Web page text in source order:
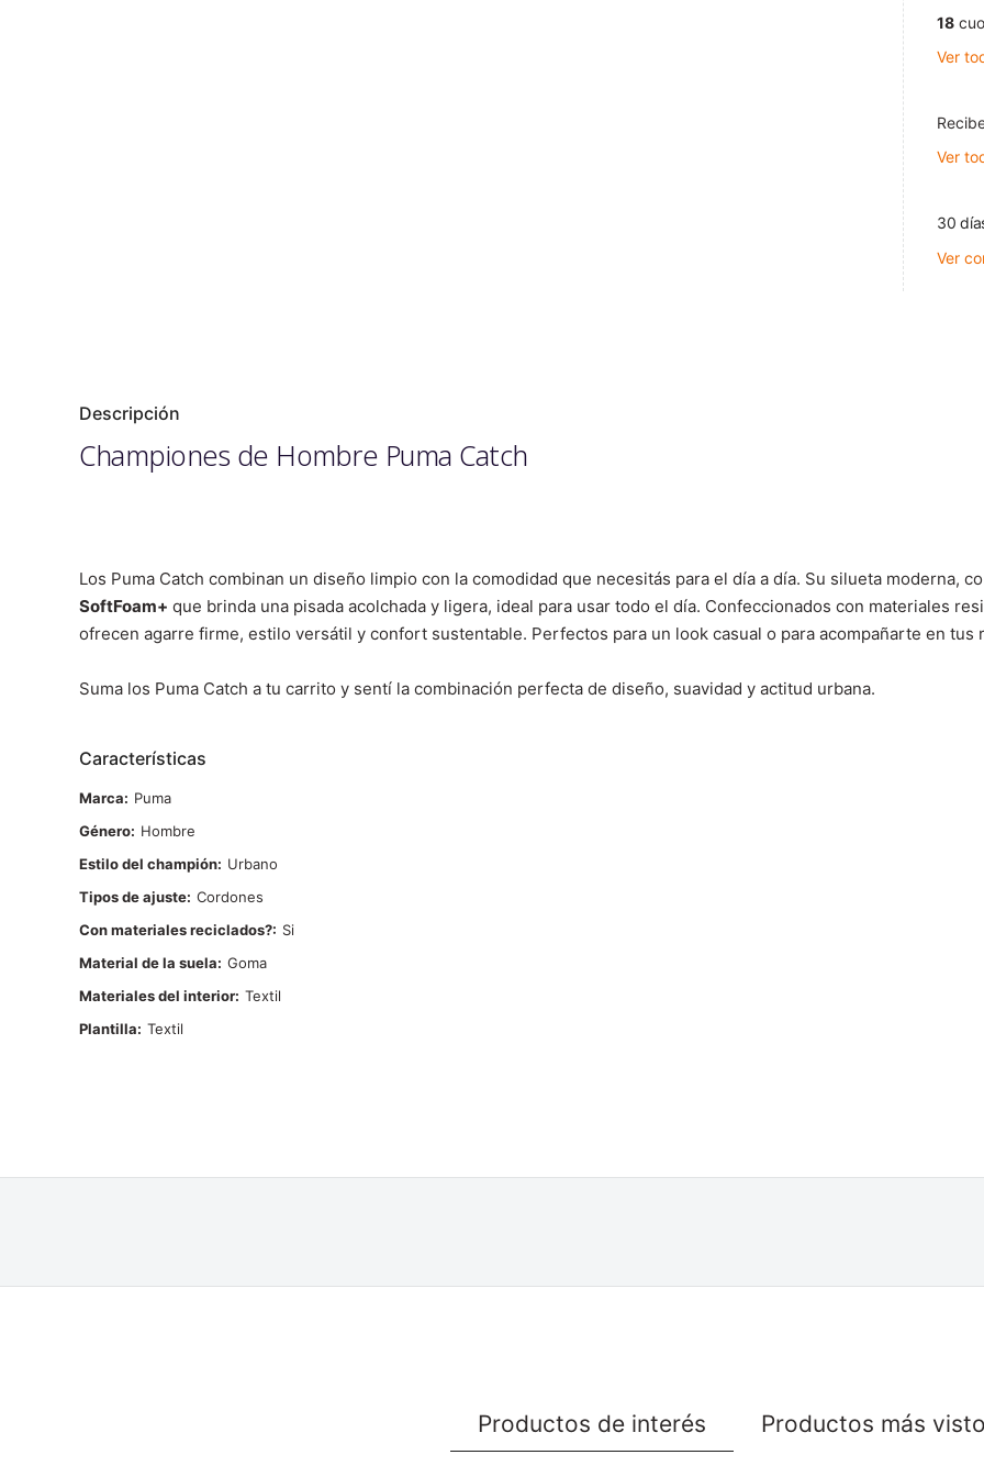
18
Ver
Ver
30
Ver
Descripción
Championes de Hombre Puma Catch
Los Puma Catch combinan un diseño limpio con la comodidad que necesitás para el día a día. Su silueta moderna,
SoftFoam+ que brinda una pisada acolchada y ligera, ideal para usar todo el día. Confeccionados con materiales
ofrecen agarre firme, estilo versátil y confort sustentable. Perfectos para un look casual o para acompañarte en tus
Suma los Puma Catch a tu carrito y sentí la combinación perfecta de diseño, suavidad y actitud urbana.
Características
Marca
Puma
Género
Hombre
Estilo del champión
Urbano
Tipos de ajuste Cordones
Con materiales reciclados?
Si
Material de la suela
Goma
Materiales del interior Textil
Plantilla
Textil
Productos de interés Productos más